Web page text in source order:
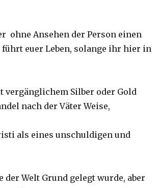
ohne Ansehen der Person einen
euer Leben, solange ihr hier in
Silber oder Gold
nach der Väter Weise,
als eines unschuldigen und
der Welt Grund gelegt wurde, aber